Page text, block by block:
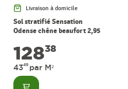
Livraison à domicile
Sol stratifié Sensation
Odense chêne beaufort 2,95
12838
4349 par M²
Consulter